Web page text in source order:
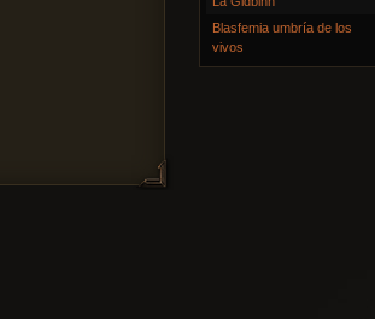
Blasfemia umbría de los
vivos